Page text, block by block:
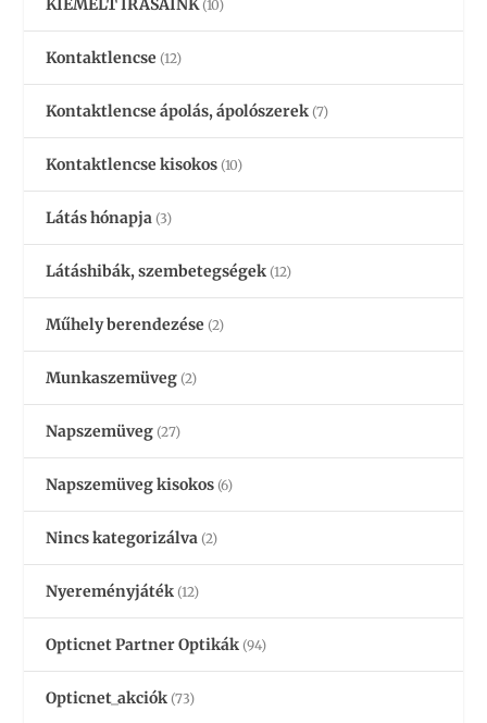
KIEMELT ÍRÁSAINK (10)
Kontaktlencse (12)
Kontaktlencse ápolás, ápolószerek (7)
Kontaktlencse kisokos (10)
Látás hónapja (3)
Látáshibák, szembetegségek (12)
Műhely berendezése (2)
Munkaszemüveg (2)
Napszemüveg (27)
Napszemüveg kisokos (6)
Nincs kategorizálva (2)
Nyereményjáték (12)
Opticnet Partner Optikák (94)
Opticnet_akciók (73)